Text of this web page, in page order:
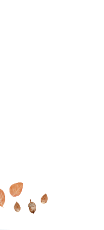
FACEBOOK